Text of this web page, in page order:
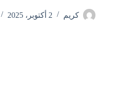
كريم 2 أكتوبر، 2025